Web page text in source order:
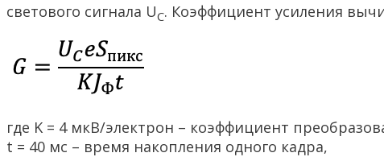
светового сигнала UС. Коэффициент усиления
где K = 4 мкВ/электрон – коэффициент
t = 40 мс – время накопления одного кадра,